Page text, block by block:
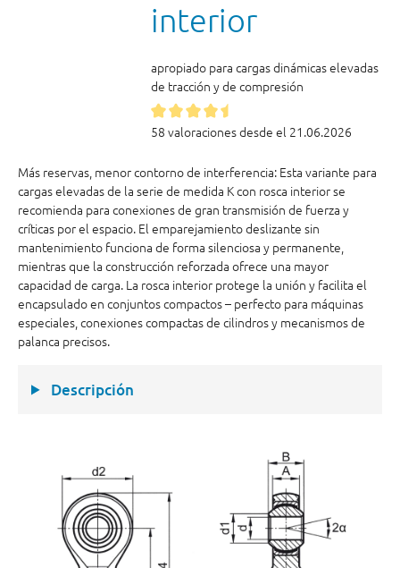
interior
apropiado para cargas dinámicas elevadas
de tracción y de compresión
58 valoraciones desde el 21.06.2026
Más reservas, menor contorno de interferencia: Esta variante para
cargas elevadas de la serie de medida K con rosca interior se
recomienda para conexiones de gran transmisión de fuerza y
críticas por el espacio. El emparejamiento deslizante sin
mantenimiento funciona de forma silenciosa y permanente,
mientras que la construcción reforzada ofrece una mayor
capacidad de carga. La rosca interior protege la unión y facilita el
encapsulado en conjuntos compactos – perfecto para máquinas
especiales, conexiones compactas de cilindros y mecanismos de
palanca precisos.
Descripción